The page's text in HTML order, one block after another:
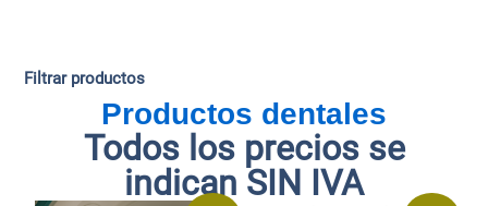
Filtrar productos
Productos dentales
Todos los precios se
indican SIN IVA